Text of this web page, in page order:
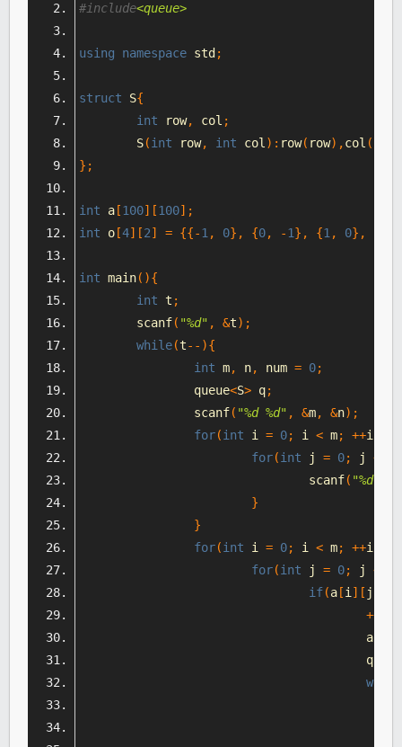
#include<queue>
using namespace std ;
struct S{
int row, col ;
	S
(int row, int col ): row( row),col (
};
int a [100][100];
int o [4][2] = {{-1 , 0}, {0, -1}, {1 , 0},
int main(){
int t ;
	scanf
( "%d" , &t);
while(t--){
int m, n, num = 0;
		queue
<S> q;
		scanf
( "%d %d" , &m, &n);
for(int i = 0; i < m; ++i
for(int j = 0; j <
				scanf
( "%d"
}
}
for(int i = 0; i < m; ++i
for(int j = 0; j <
if(a [i ][ j
++
					a
					q
while